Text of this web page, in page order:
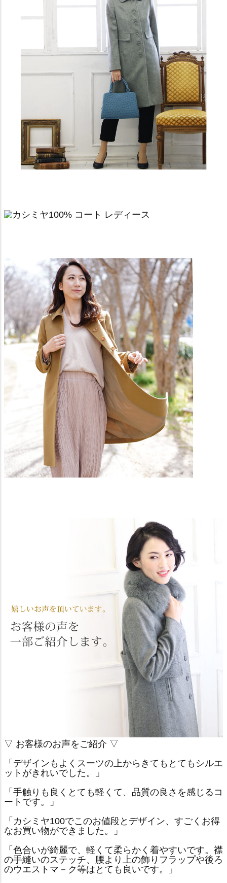
▽ お客様のお声をご紹介 ▽
「デザインもよくスーツの上からきてもとてもシルエ
ットがきれいでした。」
「手触りも良くとても軽くて、品質の良さを感じるコ
ートです。」
「カシミヤ100でこのお値段とデザイン、すごくお得
なお買い物ができました。」
「色合いが綺麗で、軽くて柔らかく着やすいです。襟
の手縫いのステッチ、腰より上の飾りフラップや後ろ
のウエストマ－ク等はとても良いです。」